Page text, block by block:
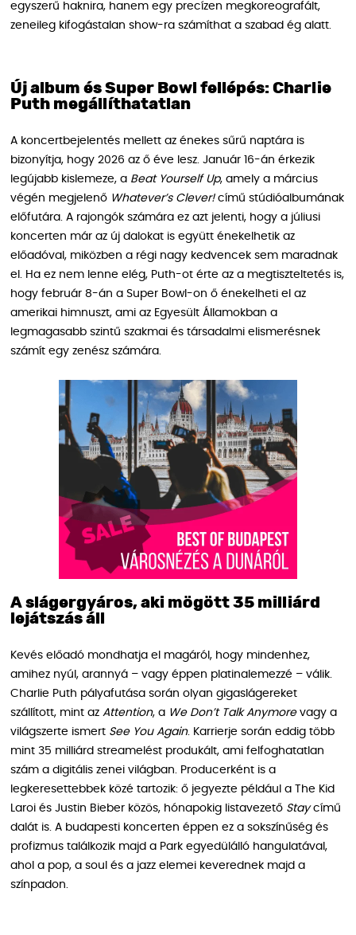
egyszerű haknira, hanem egy precízen megkoreografált,
zeneileg kifogástalan show-ra számíthat a szabad ég alatt.
Új album és Super Bowl fellépés: Charlie
Puth megállíthatatlan
A koncertbejelentés mellett az énekes sűrű naptára is
bizonyítja, hogy 2026 az ő éve lesz. Január 16-án érkezik
legújabb kislemeze, a Beat Yourself Up, amely a március
végén megjelenő Whatever’s Clever!című stúdióalbumának
előfutára. A rajongók számára ez azt jelenti, hogy a júliusi
koncerten már az új dalokat is együtt énekelhetik az
előadóval, miközben a régi nagy kedvencek sem maradnak
el. Ha ez nem lenne elég, Puth-ot érte az a megtiszteltetés is,
hogy február 8-án a Super Bowl-on ő énekelheti el az
amerikai himnuszt, ami az Egyesült Államokban a
legmagasabb szintű szakmai és társadalmi elismerésnek
számít egy zenész számára.
A slágergyáros, aki mögött 35 milliárd
lejátszás áll
Kevés előadó mondhatja el magáról, hogy mindenhez,
amihez nyúl, arannyá – vagy éppen platinalemezzé – válik.
Charlie Puth pályafutása során olyan gigaslágereket
szállított, mint az Attention, a We Don’t Talk Anymorevagy a
világszerte ismert See You Again. Karrierje során eddig több
mint 35 milliárd streamelést produkált, ami felfoghatatlan
szám a digitális zenei világban. Producerként is a
legkeresettebbek közé tartozik: ő jegyezte például a The Kid
Laroi és Justin Bieber közös, hónapokig listavezető Staycímű
dalát is. A budapesti koncerten éppen ez a sokszínűség és
profizmus találkozik majd a Park egyedülálló hangulatával,
ahol a pop, a soul és a jazz elemei keverednek majd a
színpadon.